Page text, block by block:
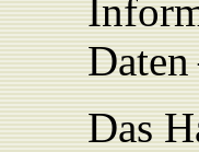
Daten
Das